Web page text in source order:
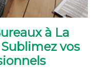
à La
vos